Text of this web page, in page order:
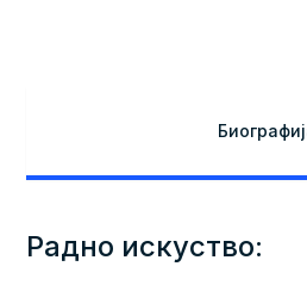
Радно искуство: